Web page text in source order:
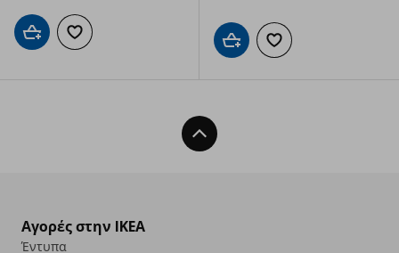
Προσθήκη στο καλάθι
Προσθήκη στα αγαπημένα
Προσθήκη στο καλάθι
Προσθήκη στα
Back To Top
Αγορές στην IKEA
Έντυπα